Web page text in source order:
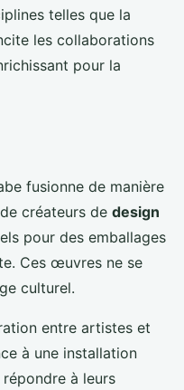
telles que la
les collaborations
pour la
fusionne de manière
créateurs de design
pour des emballages
Ces œuvres ne se
culturel.
entre artistes et
à une installation
à leurs